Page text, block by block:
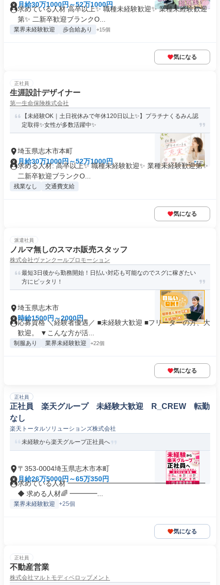
月給30万1000円～52万1000円
求めている人材 高卒以上✨ 職種未経験歓迎✨ 業種未経験歓迎
第✨ 二新卒歓迎ブランクO...
業界未経験歓迎 歩合給あり +15個
気になる
正社員
生涯設計デザイナー
第一生命保険株式会社
【未経験OK｜土日祝休みで年休120日以上✨】プラチナくるみん認
定取得✨女性が多数活躍中✨
埼玉県志木市本町
月給30万1000円～52万1000円
求める人材: 高卒以上✨ 職種未経験歓迎✨ 業種未経験歓迎第✨
二新卒歓迎ブランクO...
残業なし 交通費支給
気になる
派遣社員
ノルマ無しのスマホ販売スタッフ
株式会社ヴァンクールプロモーション
最短3日後から勤務開始！日払い対応も可能なのでスグに稼ぎたい
方にピッタリ！
埼玉県志木市
時給1500円～2000円
応募資格 ＼経験者優遇／ ■未経験大歓迎 ■フリーターの方、大
歓迎。 ▼こんな方が活...
制服あり 業界未経験歓迎 +22個
気になる
正社員
正社員 楽天グループ 未経験大歓迎 R_CREW 転勤
なし
楽天トータルソリューションズ株式会社
未経験から楽天グループ正社員へ
〒353-0004埼玉県志木市本町
月給26万5000円～65万350円
求めている人材 ━━━━━━━━━━━━━━━━━━━━
◆ 求める人材🌈 ━━━━...
業界未経験歓迎 +25個
気になる
正社員
不動産営業
株式会社マルトモディベロップメント